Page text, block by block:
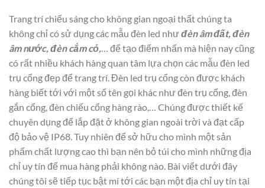
Trang trí chiếu sáng cho không gian ngoại thất chúng ta
không chỉ có sử dụng các mẫu đèn led nhưđèn âm đất, đèn
âm nước, đèn cắm cỏ,… để tạo điểm nhấn mà hiện nay cũng
có rất nhiều khách hàng quan tâm lựa chọn các mẫu đèn led
trụ cổng đẹp để trang trí. Đèn led trụ cổng còn được khách
hàng biết tới với một số tên gọi khác như đèn trụ cổng, đèn
gắn cổng, đèn chiếu cổng hàng rào,… Chúng được thiết kế
chuyên dụng để lắp đặt ở không gian ngoài trời và đạt cấp
độ bảo vệ IP68. Tuy nhiên để sở hữu cho mình một sản
phẩm chất lượng cao thì bạn nên bỏ túi cho mình những địa
chỉ uy tín để mua hàng phải không nào. Bài viết dưới đây
chúng tôi sẽ tiếp tục bật mí tới các bạn một địa chỉ uy tín tại